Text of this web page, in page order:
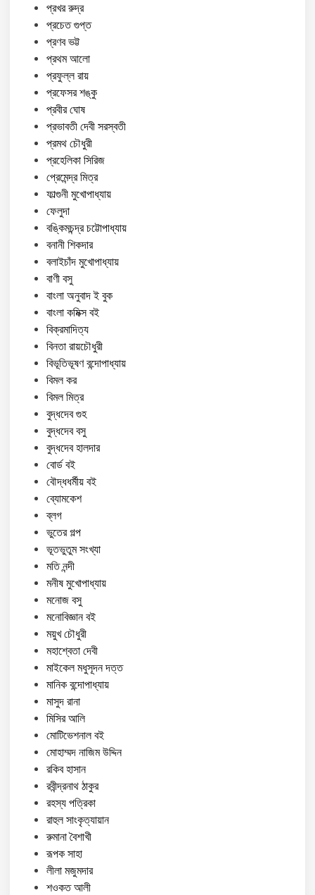
প্রখর রুদ্র
প্রচেত গুপ্ত
প্রণব ভট্ট
প্রথম আলো
প্রফুল্ল রায়
প্রফেসর শঙ্কু
প্রবীর ঘোষ
প্রভাবতী দেবী সরস্বতী
প্রমথ চৌধুরী
প্রহেলিকা সিরিজ
প্রেমেন্দ্র মিত্র
ফাল্গুনী মুখোপাধ্যায়
ফেলুদা
বঙ্কিমচন্দ্র চট্টোপাধ্যায়
বনানী শিকদার
বলাইচাঁদ মুখোপাধ্যায়
বাণী বসু
বাংলা অনুবাদ ই বুক
বাংলা কমিক্স বই
বিক্রমাদিত্য
বিনতা রায়চৌধুরী
বিভূতিভূষণ বন্দোপাধ্যায়
বিমল কর
বিমল মিত্র
বুদ্ধদেব গুহ
বুদ্ধদেব বসু
বুদ্ধদেব হালদার
বোর্ড বই
বৌদ্ধধর্মীয় বই
ব্যোমকেশ
ব্লগ
ভুতের গল্প
ভূতভুতুম সংখ্যা
মতি নন্দী
মনীষ মুখোপাধ্যায়
মনোজ বসু
মনোবিজ্ঞান বই
ময়ুখ চৌধুরী
মহাশ্বেতা দেবী
মাইকেল মধুসূদন দত্ত
মানিক বন্দোপাধ্যায়
মাসুদ রানা
মিসির আলি
মোটিভেশনাল বই
মোহাম্মদ নাজিম উদ্দিন
রকিব হাসান
রবীন্দ্রনাথ ঠাকুর
রহস্য পত্রিকা
রাহুল সাংকৃত্যায়ান
রুমানা বৈশাখী
রূপক সাহা
লীলা মজুমদার
শওকত আলী